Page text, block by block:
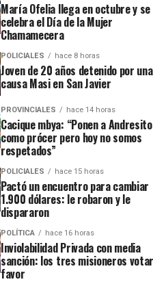
María Ofelia llega en octubre y se
celebra el Día de la Mujer
Chamamecera
POLICIALES hace 8 horas
Joven de 20 años detenido por una
causa Masi en San Javier
PROVINCIALES hace 14 horas
Cacique mbya: “Ponen a Andresito
como prócer pero hoy no somos
respetados”
POLICIALES hace 15 horas
Pactó un encuentro para cambiar
1.900 dólares: le robaron y le
dispararon
POLÍTICA hace 16 horas
Inviolabilidad Privada con media
sanción: los tres misioneros
favor